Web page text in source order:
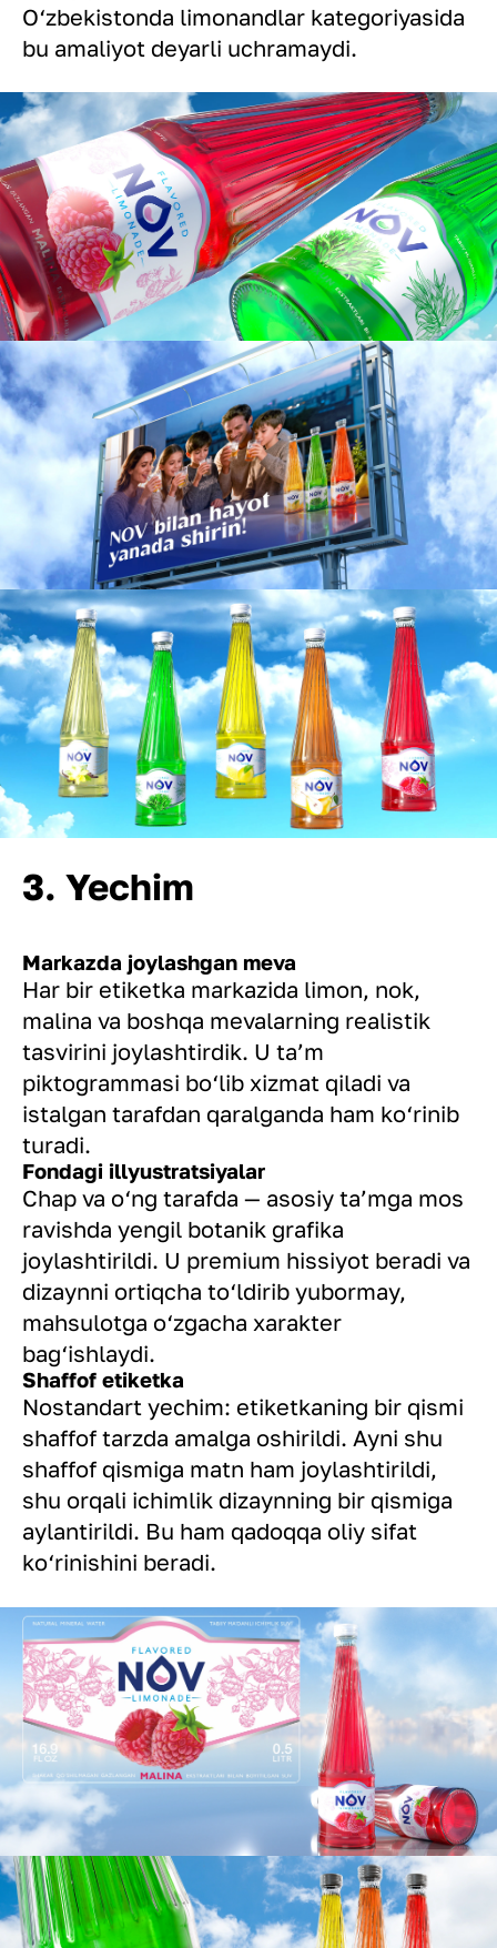
O‘zbekistonda limonandlar kategoriyasida
bu amaliyot deyarli uchramaydi.
3. Yechim
Markazda joylashgan meva
Har bir etiketka markazida limon, nok,
malina va boshqa mevalarning realistik
tasvirini joylashtirdik. U ta’m
piktogrammasi bo‘lib xizmat qiladi va
istalgan tarafdan qaralganda ham ko‘rinib
turadi.
Fondagi illyustratsiyalar
Chap va o‘ng tarafda — asosiy ta’mga mos
ravishda yengil botanik grafika
joylashtirildi. U premium hissiyot beradi va
dizaynni ortiqcha to‘ldirib yubormay,
mahsulotga o‘zgacha xarakter
bag‘ishlaydi.
Shaffof etiketka
Nostandart yechim: etiketkaning bir qismi
shaffof tarzda amalga oshirildi. Ayni shu
shaffof qismiga matn ham joylashtirildi,
shu orqali ichimlik dizaynning bir qismiga
aylantirildi. Bu ham qadoqqa oliy sifat
ko‘rinishini beradi.